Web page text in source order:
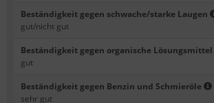
Beständigkeit gegen schwache/starke Laugen
gut/nicht gut
Beständigkeit gegen organische Lösungsmittel
gut
Beständigkeit gegen Benzin und Schmieröle
sehr gut